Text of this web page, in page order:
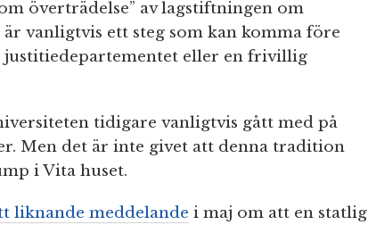
överträdelse” av lagstiftningen om
vanligtvis ett steg som kan komma före
justitiedepartementet eller en frivillig
tidigare vanligtvis gått med på
Men det är inte givet att denna tradition
i Vita huset.
liknande meddelande i maj om att en statlig